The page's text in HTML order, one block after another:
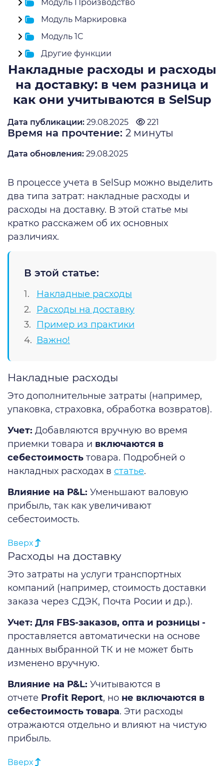
Модуль Производство
Модуль Маркировка
Модуль 1C
Другие функции
Накладные расходы и расходы
на доставку: в чем разница и
как они учитываются в SelSup
Дата публикации: 29.08.2025 221
Время на прочтение: 2 минуты
Дата обновления: 29.08.2025
В процессе учета в SelSup можно выделить
два типа затрат: накладные расходы и
расходы на доставку. В этой статье мы
кратко расскажем об их основных
различиях.
В этой статье:
Накладные расходы
Расходы на доставку
Пример из практики
Важно!
Накладные расходы
Это дополнительные затраты (например,
упаковка, страховка, обработка возвратов).
Учет: Добавляются вручную во время
приемки товара и включаются в
себестоимость товара. Подробней о
накладных расходах в статье.
Влияние на P&L: Уменьшают валовую
прибыль, так как увеличивают
себестоимость.
Вверх
Расходы на доставку
Это затраты на услуги транспортных
компаний (например, стоимость доставки
заказа через СДЭК, Почта Росии и др.).
Учет: Для FBS-заказов, опта и розницы -
проставляется автоматически на основе
данных выбранной ТК и не может быть
изменено вручную.
Влияние на P&L: Учитываются в
отчете Profit Report, но не включаются в
себестоимость товара. Эти расходы
отражаются отдельно и влияют на чистую
прибыль.
Вверх